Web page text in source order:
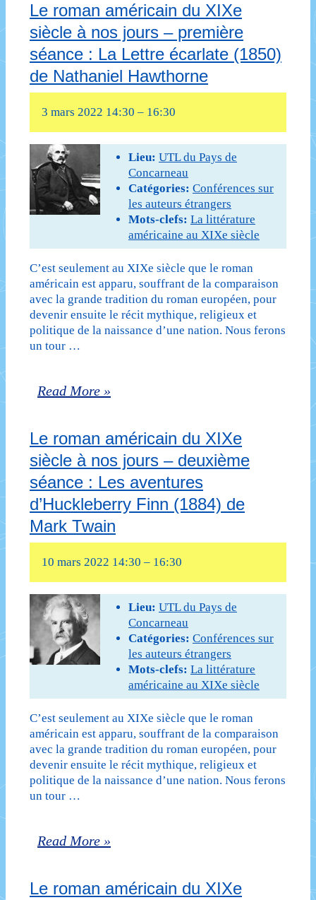
Carol
Oates
(cours
reporté
à
une
un
grand
écrivain
russe
Le roman américain du XIXe
siècle à nos jours – première
séance : La Lettre écarlate (1850)
de Nathaniel Hawthorne
3 mars 2022 14:30 – 16:30
Lieu: UTL du Pays de
Concarneau
Catégories: Conférences sur
les auteurs étrangers
Mots-clefs: La littérature
américaine au XIXe siècle
C’est seulement au XIXe siècle que le roman
américain est apparu, souffrant de la comparaison
avec la grande tradition du roman européen, pour
devenir ensuite le récit mythique, religieux et
politique de la naissance d’une nation. Nous ferons
un tour …
Le
américain
du
XIXe
siècle
à
nos
jours
–
première
séance
:
La
Lettre
écarlate
(1850)
Nathaniel
Read More »
Le roman américain du XIXe
siècle à nos jours – deuxième
séance : Les aventures
d’Huckleberry Finn (1884) de
Mark Twain
10 mars 2022 14:30 – 16:30
Lieu: UTL du Pays de
Concarneau
Catégories: Conférences sur
les auteurs étrangers
Mots-clefs: La littérature
américaine au XIXe siècle
C’est seulement au XIXe siècle que le roman
américain est apparu, souffrant de la comparaison
avec la grande tradition du roman européen, pour
devenir ensuite le récit mythique, religieux et
politique de la naissance d’une nation. Nous ferons
un tour …
Le
américain
Read More »
Le roman américain du XIXe